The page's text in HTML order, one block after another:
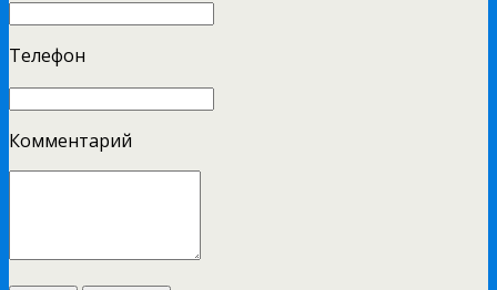
Телефон
Комментарий